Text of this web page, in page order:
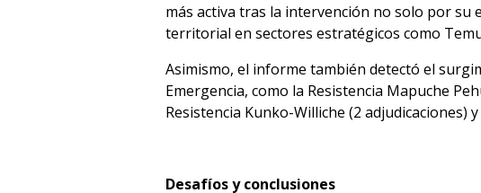
más activa tras la intervención no solo por
territorial en sectores estratégicos como
Asimismo, el informe también detectó el
Emergencia, como la Resistencia Mapuche
Resistencia Kunko-Williche (2 adjudicaciones)
Desafíos y conclusiones